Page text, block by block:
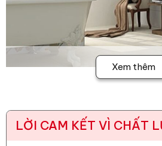
Xem thêm
LỜI CAM KẾT VÌ CHẤT